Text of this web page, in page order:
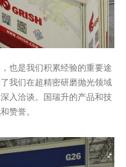
也是我们积累经验的重要途
我们在超精密研磨抛光领域
入洽谈。国瑞升的产品和技
赞誉。